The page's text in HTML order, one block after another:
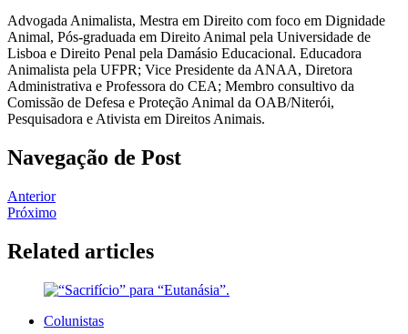
Advogada Animalista, Mestra em Direito com foco em Dignidade
Animal, Pós-graduada em Direito Animal pela Universidade de
Lisboa e Direito Penal pela Damásio Educacional. Educadora
Animalista pela UFPR; Vice Presidente da ANAA, Diretora
Administrativa e Professora do CEA; Membro consultivo da
Comissão de Defesa e Proteção Animal da OAB/Niterói,
Pesquisadora e Ativista em Direitos Animais.
Navegação de Post
Anterior
Próximo
Related articles
Colunistas